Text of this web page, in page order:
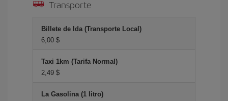
Transporte
Billete de Ida (Transporte Local)
6,00 $
Taxi 1km (Tarifa Normal)
2,49 $
La Gasolina (1 litro)